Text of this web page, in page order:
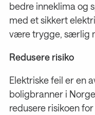
bedre inneklima og
med et sikkert
være trygge, særlig
Redusere risiko
Elektriske feil er en
boligbranner i
redusere risikoen